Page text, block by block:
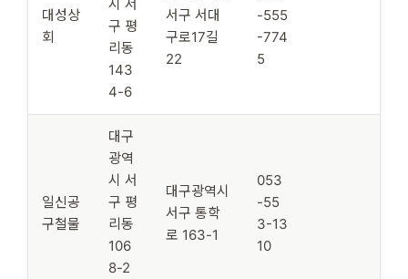
대성상
회
시 서
구 평
리동
143
4-6
서구 서대
구로17길
22
-555
-774
5
일신공
구철물
대구
광역
시 서
구 평
리동
106
8-2
대구광역시
서구 통학
로 163-1
053
-55
3-13
10